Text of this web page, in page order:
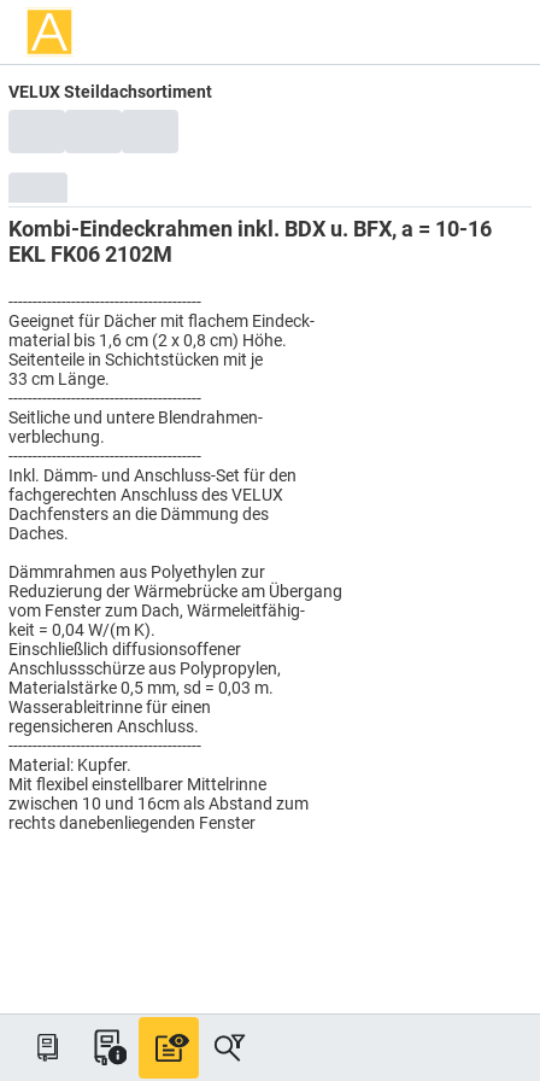
VELUX Steildachsortiment
Kombi-Eindeckrahmen inkl. BDX u. BFX, a = 10-16
EKL FK06 2102M
----------------------------------------
Geeignet für Dächer mit flachem Eindeck-
material bis 1,6 cm (2 x 0,8 cm) Höhe.
Seitenteile in Schichtstücken mit je
33 cm Länge.
----------------------------------------
Seitliche und untere Blendrahmen-
verblechung.
----------------------------------------
Inkl. Dämm- und Anschluss-Set für den
fachgerechten Anschluss des VELUX
Dachfensters an die Dämmung des
Daches.
Dämmrahmen aus Polyethylen zur
Reduzierung der Wärmebrücke am Übergang
vom Fenster zum Dach, Wärmeleitfähig-
keit = 0,04 W/(m K).
Einschließlich diffusionsoffener
Anschlussschürze aus Polypropylen,
Materialstärke 0,5 mm, sd = 0,03 m.
Wasserableitrinne für einen
regensicheren Anschluss.
----------------------------------------
Material: Kupfer.
Mit flexibel einstellbarer Mittelrinne
zwischen 10 und 16cm als Abstand zum
rechts danebenliegenden Fenster